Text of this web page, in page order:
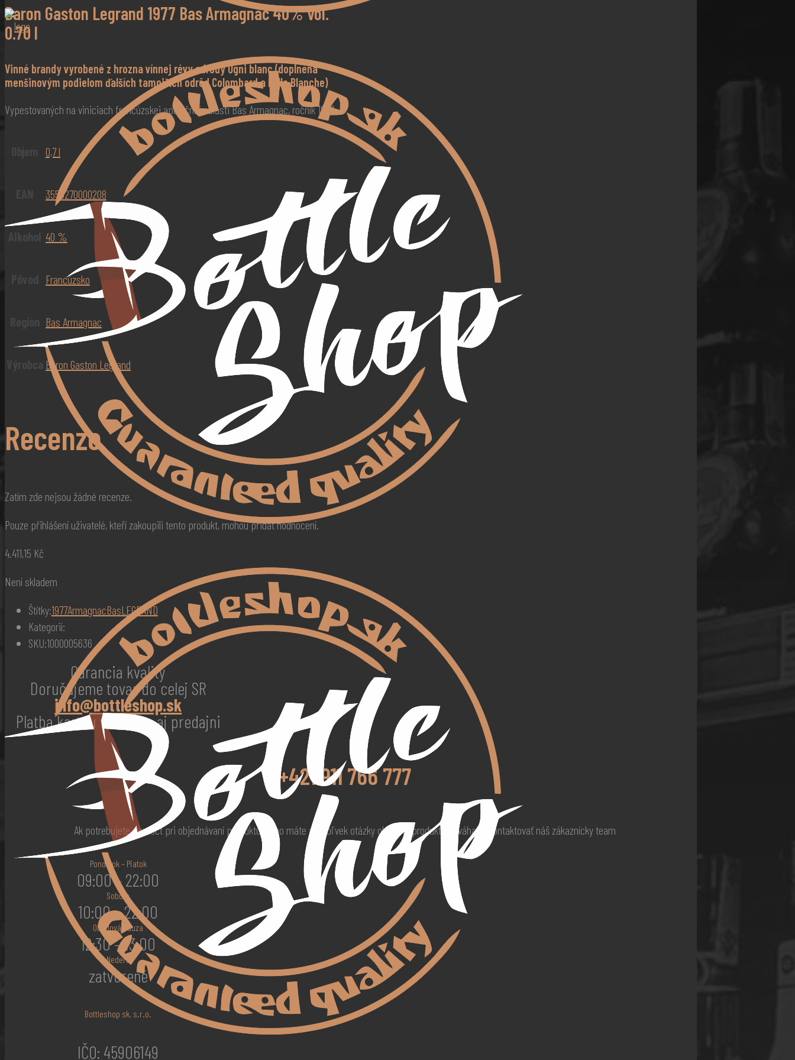
Baron Gaston Legrand 1977 Bas Armagnac 40% vol.
0.70 l
Vinné brandy vyrobené z hrozna vínnej révy odrody Ugni blanc (doplnená
menšinovým podielom ďalších tamojších odrôd Colombard a Folle Blanche)
Vypestovaných na viniciach francúzskej apelačnej oblasti Bas Armagnac, ročník 1977.
0,7 l
3558270000208
40 %
Francúzsko
Bas Armagnac
Baron Gaston Legrand
Recenze
Zatím zde nejsou žádné recenze.
Pouze přihlášení uživatelé, kteří zakoupili tento produkt, mohou přidat hodnocení.
4.411,15 Kč
Není skladem
Štítky:1977ArmagnacBasLEGRAND
Kategorií:
SKU:1000005636
Garancia kvality
Doručujeme tovar do celej SR
info@bottleshop.sk
Platba kartou v eshope aj predajni
+421 911 766 777
Ak potrebujete pomôcť pri objednávaní produktu alebo máte akékoľvek otázky ohľadne produktu neváhajte kontaktovať náš zákaznícky team
Pondelok – Piatok
09:00 – 22:00
Sobota
10:00 – 22:00
Obedová pauza
12:30 – 13:00
Nedeľa
zatvorené
Bottleshop sk, s.r.o.
IČO: 45906149